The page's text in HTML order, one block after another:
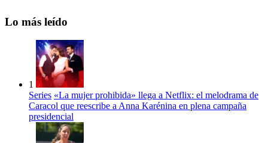
Lo más leído
1
Series «La mujer prohibida» llega a Netflix: el melodrama de
Caracol que reescribe a Anna Karénina en plena campaña
presidencial